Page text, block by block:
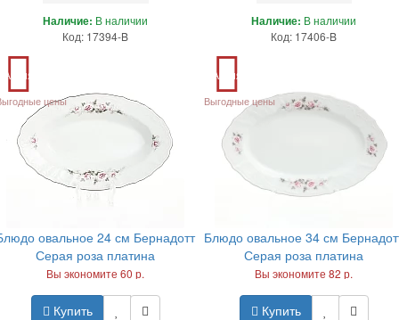
Наличие: В наличии
Код: 17394-B
Наличие: В наличии
Код: 17406-B
Акция
цены
овальное 24 см Бернадотт
Серая роза платина
Вы экономите 60 р.
Купить
Акция
Выгодные цены
Блюдо овальное 34 см
Серая роза платина
Вы экономите 82 р.
Купить